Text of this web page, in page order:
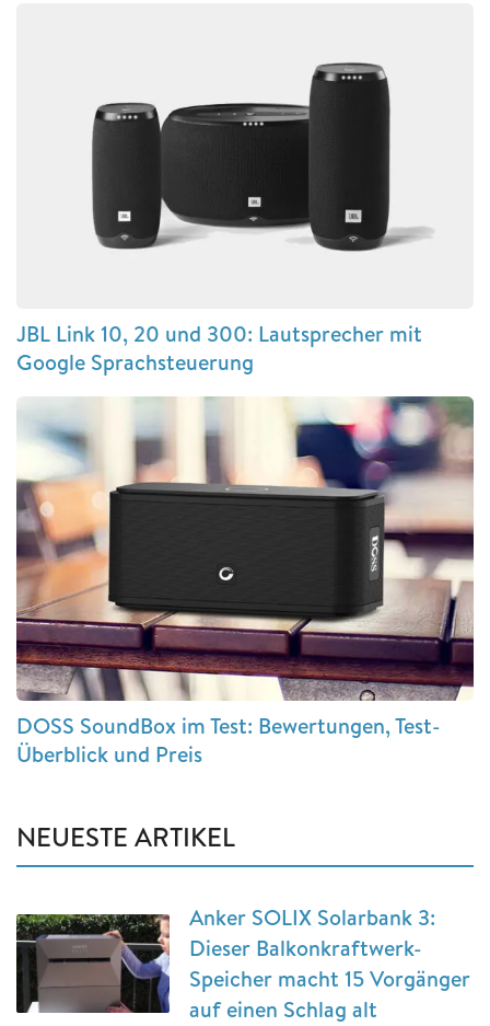
JBL Link 10, 20 und 300: Lautsprecher mit
Google Sprachsteuerung
DOSS SoundBox im Test: Bewertungen, Test-
Überblick und Preis
NEUESTE ARTIKEL
Anker SOLIX Solarbank 3:
Dieser Balkonkraftwerk-
Speicher macht 15 Vorgänger
auf einen Schlag alt